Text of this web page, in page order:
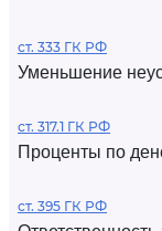
ст. 333 ГК РФ
Уменьшение
ст. 317.1 ГК РФ
Проценты по
ст. 395 ГК РФ